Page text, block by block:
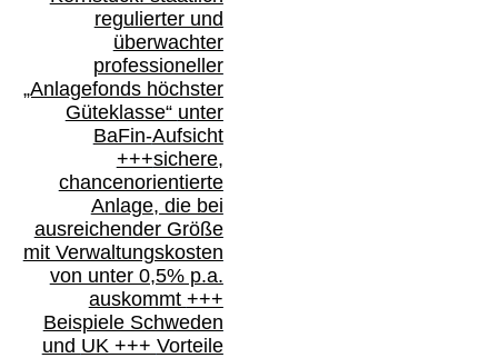
regulierter und
überwachter
professioneller
„Anlagefonds höchster
Güteklasse“ unter
BaFin-Aufsicht
+++sichere,
chancenorientierte
Anlage, die bei
ausreichender Größe
mit Verwaltungskosten
von unter 0,5% p.a.
auskommt +++
Beispiele Schweden
und UK +++ Vorteile